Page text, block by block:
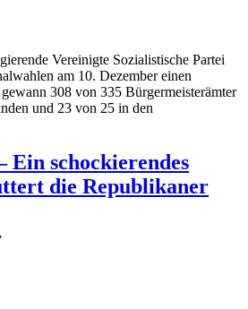
Vereinigte Sozialistische Partei
am 10. Dezember einen
308 von 335 Bürgermeisterämter
und 23 von 25 in den
Ein schockierendes
die Republikaner